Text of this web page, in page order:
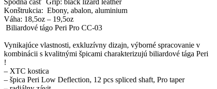
Spodná časť Grip: black lizard leather
Konštrukcia: Ebony, abalon, aluminium
Váha: 18,5oz – 19,5oz
Biliardové tágo Peri Pro CC-03
Vynikajúce vlastnosti, exkluzívny dizajn, výborné spracovanie v
kombinácii s kvalitnými špicami charakterizujú biliardové tága Peri
!
– XTC kostica
– špica Peri Low Deflection, 12 pcs spliced shaft, Pro taper